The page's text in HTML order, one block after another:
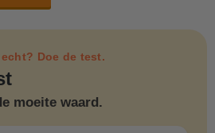
Doe de test.
moeite waard.